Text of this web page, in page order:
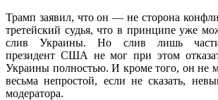
Трамп заявил, что он — не сторона
третейский судья, что в принципе уже
слив Украины. Но слив лишь
президент США не мог при этом
Украины полностью. И кроме того, он не
весьма непростой, если не сказать,
модератора.